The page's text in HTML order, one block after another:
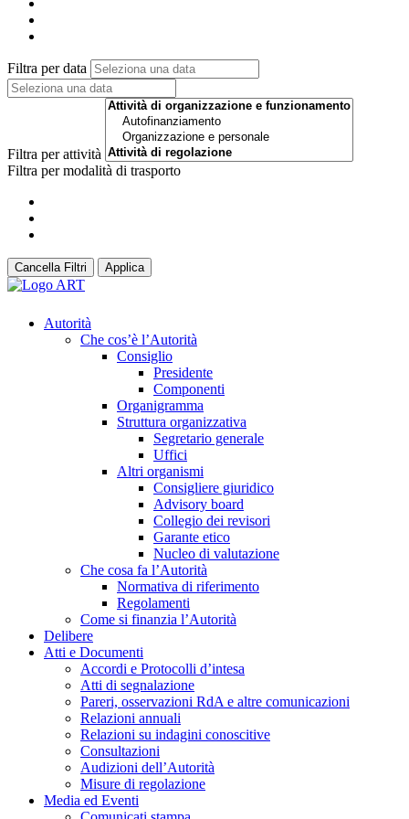
Filtra per data
Filtra per attività
Filtra per modalità di trasporto
Cancella Filtri Applica
Autorità
Che cos’è l’Autorità
Consiglio
Presidente
Componenti
Organigramma
Struttura organizzativa
Segretario generale
Uffici
Altri organismi
Consigliere giuridico
Advisory board
Collegio dei revisori
Garante etico
Nucleo di valutazione
Che cosa fa l’Autorità
Normativa di riferimento
Regolamenti
Come si finanzia l’Autorità
Delibere
Atti e Documenti
Accordi e Protocolli d’intesa
Atti di segnalazione
Pareri, osservazioni RdA e altre comunicazioni
Relazioni annuali
Relazioni su indagini conoscitive
Consultazioni
Audizioni dell’Autorità
Misure di regolazione
Media ed Eventi